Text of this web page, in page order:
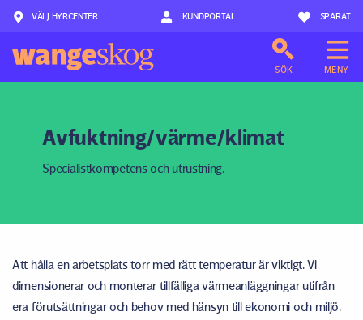
Hoppa till innehåll
VÄLJ HYRCENTER KUNDPORTAL SPARAT
SÖK MENY
Avfuktning/värme/klimat
Specialistkompetens och utrustning.
Att hålla en arbetsplats torr med rätt temperatur är viktigt. Vi
dimensionerar och monterar tillfälliga värmeanläggningar utifrån
era förutsättningar och behov med hänsyn till ekonomi och miljö.